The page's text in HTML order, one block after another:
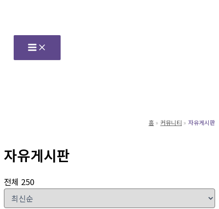
홈 커뮤니티 자유게시판
자유게시판
전체 250